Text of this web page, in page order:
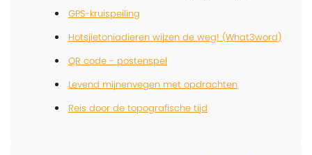
GPS-kruispeiling
Hotsjietoniadieren wijzen de weg! (What3word)
QR code - postenspel
Levend mijnenvegen met opdrachten
Reis door de topografische tijd